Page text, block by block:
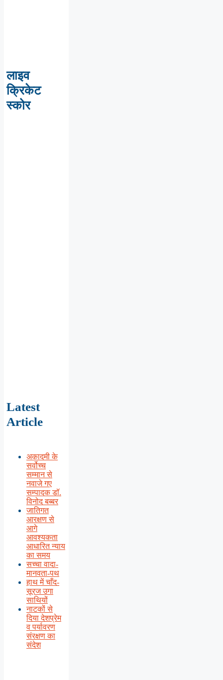
लाइव
क्रिकेट
स्कोर
Latest
Article
अकादमी के
सर्वोच्च
सम्मान से
नवाजे गए
सम्पादक डॉ.
विनोद बब्बर
जातिगत
आरक्षण से
आगे
आवश्यकता
आधारित न्याय
का समय
सच्चा वादा-
मानवता-पथ
हाथ में चाँद-
सूरज उगा
साथियों
नाटकों से
दिया देशप्रेम
व पर्यावरण
संरक्षण का
संदेश